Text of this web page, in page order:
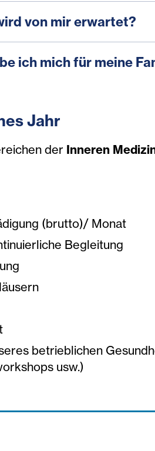
von mir erwartet?
ich mich für meine
Jahr
der Inneren
(brutto)/ Monat
Begleitung
betrieblichen
usw.)